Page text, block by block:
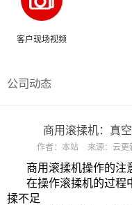
客户现场视频
公司动态
商用滚揉机：真
作者： 本站 来源： 云更
商用滚揉机操作的注
在操作滚揉机的过程
揉不足